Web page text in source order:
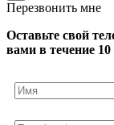
Перезвонить мне
Оставьте свой
вами в течение